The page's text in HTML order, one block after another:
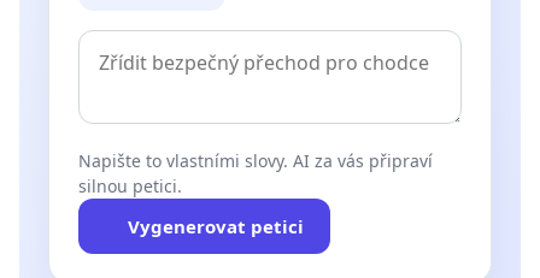
Napište to vlastními slovy. AI za vás připraví
silnou petici.
Vygenerovat petici